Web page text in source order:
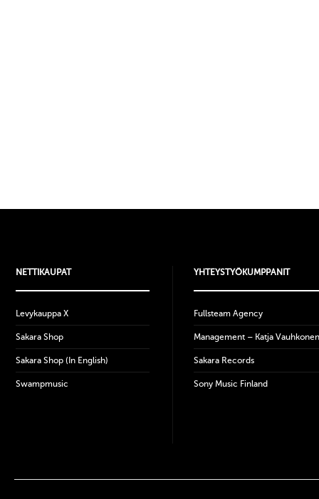
NETTIKAUPAT
Levykauppa X
Sakara Shop
Sakara Shop (In English)
Swampmusic
YHTEYSTYÖKUMPPANIT
Fullsteam Agency
Management – Katja Vauhkonen
Sakara Records
Sony Music Finland